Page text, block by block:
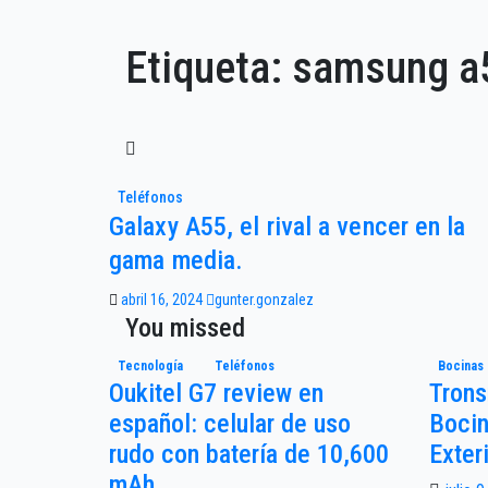
Etiqueta: samsung
Teléfonos
Galaxy A55, el rival a vencer en la
gama media.
abril 16, 2024 gunter.gonzalez
You missed
Tecnología Teléfonos
Oukitel G7 review en
español: celular de uso
rudo con batería de 10,600
Bocinas